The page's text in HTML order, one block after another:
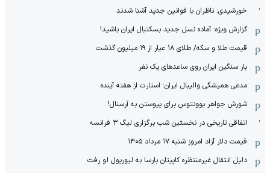
خورشیدی: ناظران با قوانین جدید آشنا شدند
گزارش ویژه‌: آماده نسل جدید بسکتبال ایران باشید!
قیمت طلا و سکه/ طلای ۱۸ عیار از ۱۹ میلیون گذشت
بار سنگین ایران روی ساعدهای یک نفر
مدعی همیشگی والیبال ایران: استارت از هفته آینده
شورش جواهر یوونتوس برای پیوستن به آرسنال!
اتفاقی تاریخی در نخستین شب برگزاری لیگ ۳ فرانسه
قیمت دلار آزاد امروز شنبه ۱۷ مرداد ۱۴۰۵
دلیل انتقال غیرمنتظره کاپیتان بارسا به لیورپول لو رفت